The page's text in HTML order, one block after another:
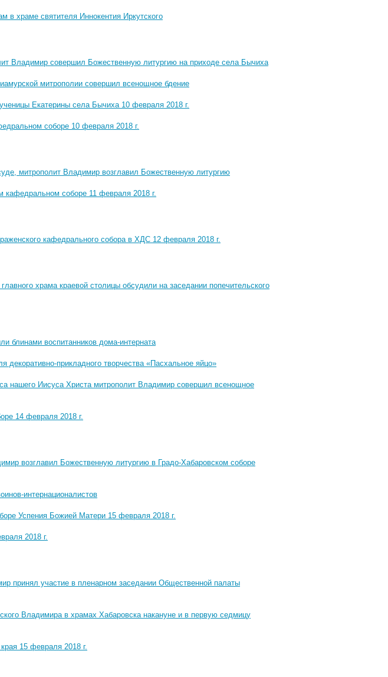
в храме святителя Иннокентия Иркутского
Владимир совершил Божественную литургию на приходе села Бычиха
митрополии совершил всенощное бдение
Екатерины села Бычиха 10 февраля 2018 г.
соборе 10 февраля 2018 г.
митрополит Владимир возглавил Божественную литургию
кафедральном соборе 11 февраля 2018 г.
кафедрального собора в ХДС 12 февраля 2018 г.
храма краевой столицы обсудили на заседании попечительского
блинами воспитанников дома-интерната
декоративно-прикладного творчества «Пасхальное яйцо»
нашего Иисуса Христа митрополит Владимир совершил всенощное
14 февраля 2018 г.
возглавил Божественную литургию в Градо-Хабаровском соборе
интернационалистов
Успения Божией Матери 15 февраля 2018 г.
2018 г.
принял участие в пленарном заседании Общественной палаты
Владимира в храмах Хабаровска накануне и в первую седмицу
15 февраля 2018 г.